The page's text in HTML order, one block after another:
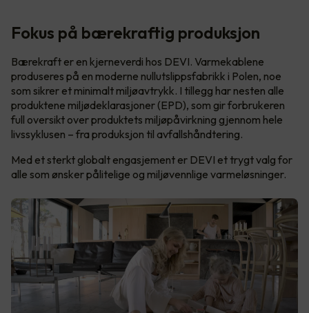
Fokus på bærekraftig produksjon
Bærekraft er en kjerneverdi hos DEVI. Varmekablene
produseres på en moderne nullutslippsfabrikk i Polen, noe
som sikrer et minimalt miljøavtrykk. I tillegg har nesten alle
produktene miljødeklarasjoner (EPD), som gir forbrukeren
full oversikt over produktets miljøpåvirkning gjennom hele
livssyklusen – fra produksjon til avfallshåndtering.
Med et sterkt globalt engasjement er DEVI et trygt valg for
alle som ønsker pålitelige og miljøvennlige varmeløsninger.